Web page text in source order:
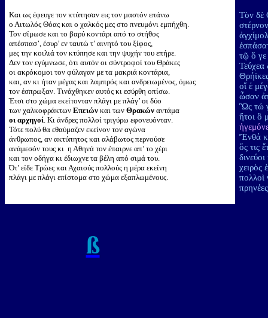
Και ως έφευγε τον κτύπησαν εις τον μαστόν επάνω
ο Αιτωλός Θόας και ο χαλκός μες στο πνευμόνι εμπήχθη.
Τον σίμωσε και το βαρύ κοντάρι από το στήθος
απέσπασ’, έσυρ’ εν ταυτώ τ’ αινητό του ξίφος,
μες την κοιλιά τον κτύπησε και την ψυχήν του επήρε.
Δεν τον εγύμνωσε, ότι αυτόν οι σύντροφοί του Θράκες
οι ακρόκομοι τον φύλαγαν με τα μακριά κοντάρια,
και, αν κι ήταν μέγας και λαμπρός και ανδρειωμένος, όμως
τον έσπρωξαν. Τινάχθηκεν αυτός κι εσύρθη οπίσω.
Έτσι στο χώμα εκείτονταν πλάγι με πλάγ’ οι δύο
των χαλκοφράκτωνΕπειών και τωνΘρακών αντάμα
οι αρχηγοί. Κι άνδρες πολλοί τριγύρω εφονευόνταν.
Τότε πολύ θα εθαύμαζεν εκείνον τον αγώνα
άνθρωπος, αν ακτύπητος και αλάβωτος περνούσε
ανάμεσόν τους κι η Αθηνά τον έπαιρνε απ’ το χέρι
και τον οδήγα κι έδιωχνε τα βέλη από σιμά του.
Ότ’ είδε Τρώες και Αχαιούς πολλούς η μέρα εκείνη
πλάγι με πλάγι επίστομα στο χώμα εξαπλωμένους.
Τὸν δὲ
τῷ ὅ γε
Τεύχεα
οἵ ἑ
ὦσαν
Ὣς τώ
ἤτοι ὃ
Ἔνθά
ὅς τις
χειρὸς
πολλοὶ
ß